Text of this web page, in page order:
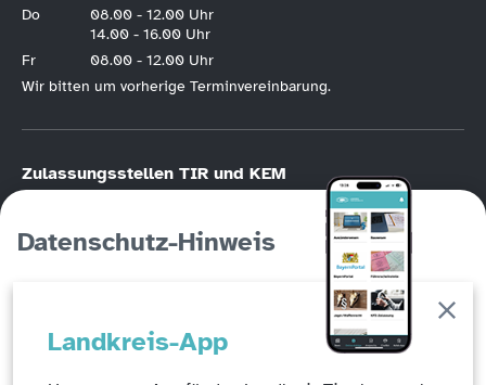
Datenschutz-Hinweis
Auf dieser Seite werden Cookies eingesetzt, um ein
erweitertes Benutzungserlebnis zu erzeugen und die
Landkreis-App
Do
08.00 - 12.00 Uhr
14.00 - 16.00 Uhr
Fr
08.00 - 12.00 Uhr
Wir bitten um vorherige Terminvereinbarung.
Zulassungsstellen TIR und KEM
Online-Terminvereinbarung
Bitte halten Sie die Hotline der KFZ-Terminvereinbarung unbedingt frei, wenn
Sie die Möglichkeit der Online-Registrierung haben. Die KFZ-Hotline
09642/707760) ist in erster Linie für
Abfallwirtschaftszentrum Steinmühle –
Öffnungszeiten